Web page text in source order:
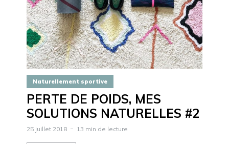
Naturellement sportive
PERTE DE POIDS, MES
SOLUTIONS NATURELLES #2
25 juillet 2018 13 min de lecture